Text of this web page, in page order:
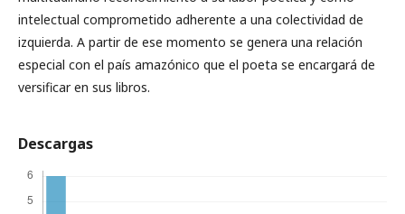
intelectual comprometido adherente a una colectividad de
izquierda. A partir de ese momento se genera una relación
especial con el país amazónico que el poeta se encargará de
versificar en sus libros.
Descargas